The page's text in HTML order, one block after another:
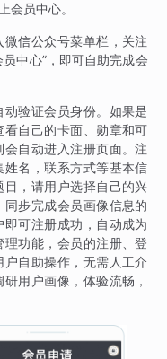
会员中心。
信公众号菜单栏，关注
中心”，即可自助完成会
验证会员身份。如果是
自己的卡面、勋章和可
自动进入注册页面。注
名，联系方式等基本信
，请用户选择自己的兴
步完成会员画像信息的
可注册成功，自动成为
功能，会员的注册、登
自助操作，无需人工介
用户画像，体验流畅，